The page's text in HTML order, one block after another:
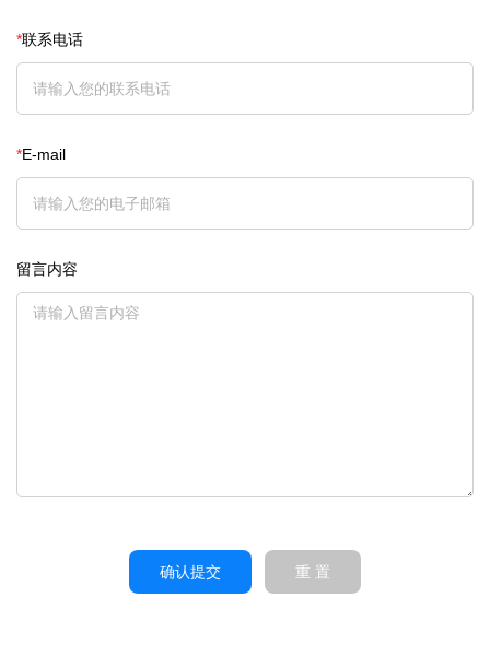
*联系电话
*E-mail
留言内容
确认提交 重 置